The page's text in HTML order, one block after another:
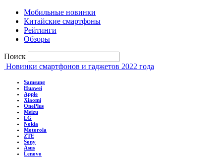
Мобильные новинки
Китайские смартфоны
Рейтинги
Обзоры
Поиск
Новинки смартфонов и гаджетов 2022 года
Samsung
Huawei
Apple
Xiaomi
OnePlus
Meizu
LG
Nokia
Motorola
ZTE
Sony
Asus
Lenovo